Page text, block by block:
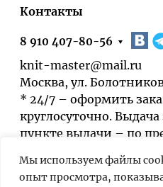
Мы используем файлы
опыт просмотра,
Контакты
8 910 407-80-56
knit-master@mail.ru
Москва, ул.
* 24/7 – оформить
круглосуточно.
пункте выдачи – по